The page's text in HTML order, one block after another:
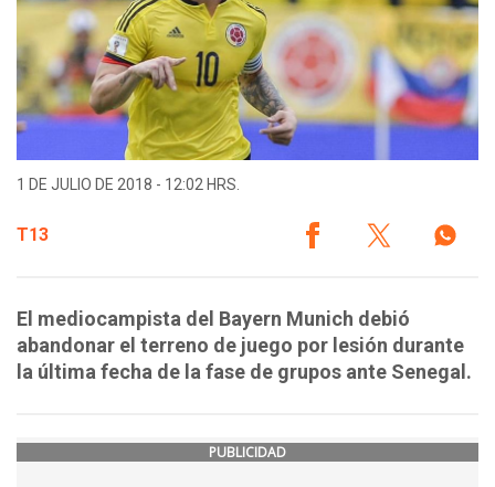
1 DE JULIO DE 2018 - 12:02 HRS.
T13
El mediocampista del Bayern Munich debió
abandonar el terreno de juego por lesión durante
la última fecha de la fase de grupos ante Senegal.
PUBLICIDAD